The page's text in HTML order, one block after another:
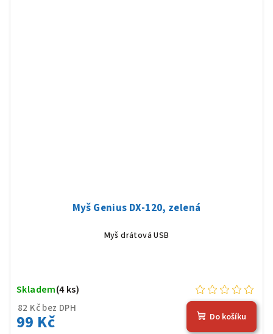
Myš Genius DX-120, zelená
Myš drátová USB
82 Kč bez DPH
99 Kč
Skladem(4 ks)
Do košíku